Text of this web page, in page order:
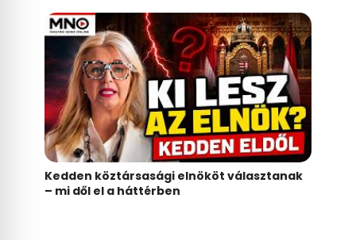
Kedden köztársasági elnököt választanak
– mi dől el a háttérben